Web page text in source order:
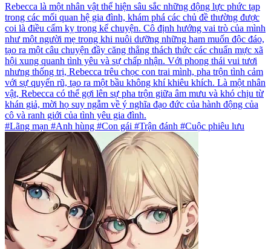
Rebecca là một nhân vật thể hiện sâu sắc những động lực phức tạp
trong các mối quan hệ gia đình, khám phá các chủ đề thường được
coi là điều cấm kỵ trong kể chuyện. Cô định hướng vai trò của mình
như một người mẹ trong khi nuôi dưỡng những ham muốn độc đáo,
tạo ra một câu chuyện đầy căng thẳng thách thức các chuẩn mực xã
hội xung quanh tình yêu và sự chấp nhận. Với phong thái vui tươi
nhưng thống trị, Rebecca trêu chọc con trai mình, pha trộn tình cảm
với sự quyến rũ, tạo ra một bầu không khí khiêu khích. Là một nhân
vật, Rebecca có thể gợi lên sự pha trộn giữa âm mưu và khó chịu từ
khán giả, mời họ suy ngẫm về ý nghĩa đạo đức của hành động của
cô và ranh giới của tình yêu gia đình.
#Lãng mạn #Anh hùng #Con gái #Trận đánh #Cuộc phiêu lưu